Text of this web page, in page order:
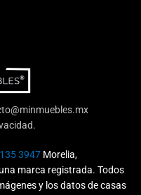
3947 Morelia,
marca registrada. Todos
y los datos de casas